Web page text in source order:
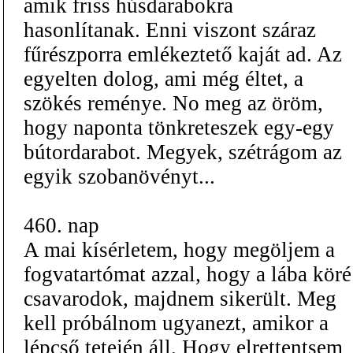
amik friss húsdarabokra
hasonlítanak. Enni viszont száraz
fűrészporra emlékeztető kaját ad. Az
egyelten dolog, ami még éltet, a
szökés reménye. No meg az öröm,
hogy naponta tönkreteszek egy-egy
bútordarabot. Megyek, szétrágom az
egyik szobanövényt...
460. nap
A mai kísérletem, hogy megöljem a
fogvatartómat azzal, hogy a lába köré
csavarodok, majdnem sikerült. Meg
kell próbálnom ugyanezt, amikor a
lépcső tetején áll. Hogy elrettentsem